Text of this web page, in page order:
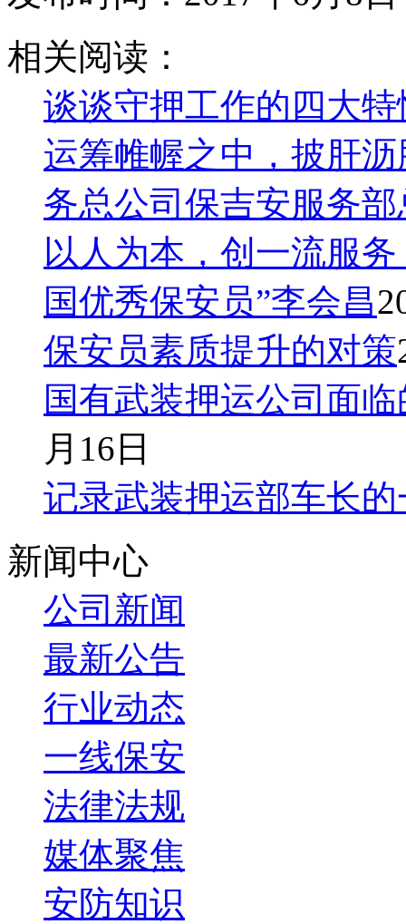
刘良振是一名奋战在东莞治安巡防大队的普通协警，也是一
案，还给了群众一个安全的居住环境；身为党员，他不断践
刘良振没有豪言和壮语，但却默默地把责任扛在肩上，平凡
满腔大爱，谱写出一曲曲可歌可泣的信念和忠诚之歌。
刘良振是广东省东莞市治安巡防大队长安中队的一名巡防队
了你是一名共产党员！在部队服役时，刘良振就加入了中国
刚成立不久的东莞市治安巡防大队，成为一名巡防队员。
身份和环境的转变并没有让刘良振放松自己，他很快转变了
实地做好巡防队员的工作，这一干，就是7年。这7年里，刘
的脚步巡走出一座平安小镇，用辛勤的汗水浇灌出一道安全堤
“排查”式搜索让盗窃分子无处可逃
从昨天到今天上午，这已经是第7个摸排点了，还是没有犯
走在乡间的小道上。每一次扑空，都让刘良振心中失落一次
昨天晚上，东莞市长安镇上发生了一起盗窃案，一对新婚夫
镇上的协警刘良振，刘良振一面安抚着两位失主，一面迅速
上一次由于盗窃，谢某被刘良振亲自送进派出所，没想到还
一个可能的藏匿点。他们不断排除着地点，最后来到了谢某
商品，同时四处走动打量周围的环境。这时，熟悉的声音从
他们迅速制订好抓捕方案，随后分头摸进店内，最终在后门
“闲聊”式防控让群众成为治安线索
白天见警察，黑夜见警灯，24小时不间断的巡逻布控，就是
灿灿的党徽别在胸前，这是不仅是他作为党员的身份象征，
住在长安镇锦江苑B栋的龙老爷子今年79岁了，是一位退休
站起来，微笑着对他招手。待刘良振走过来和老爷子打招呼
刘良振之所以能赢得老爷子的肯定，在于他平时的用心经营
和每位居民进行真诚的交流；面对居民的需求，他也能做到
扶着腰，大口大口地喘气，身边还放着一袋米，他见状二话
就这样把他送回了家。说起真心联系群众，这里面还有一段故
刚工作的时候，刘良振十分认真，每条街道，每个小区他都
有案件发生。后来，他改变了巡逻方式，采取“闲聊”式巡逻
2015年3月21日，粮食局院内发生了价值4000元左右的香烟
相关阅读：
谈谈守押工作的四大特
运筹帷幄之中，披肝
务总公司保吉安服务
以人为本，创一流服
国优秀保安员”李会昌
保安员素质提升的对策
国有武装押运公司面
月16日
记录武装押运部车长的
新闻中心
公司新闻
最新公告
行业动态
一线保安
法律法规
媒体聚焦
安防知识